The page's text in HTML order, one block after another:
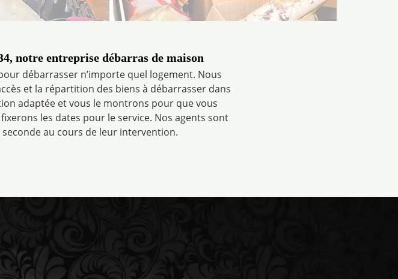
notre entreprise débarras de maison
débarrasser n’importe quel logement. Nous
et la répartition des biens à débarrasser dans
adaptée et vous le montrons pour que vous
les dates pour le service. Nos agents sont
au cours de leur intervention.